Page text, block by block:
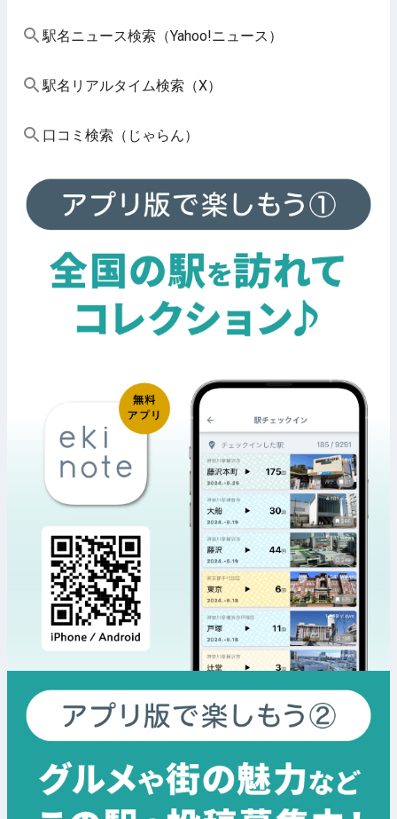
駅名ニュース検索（Yahoo!ニュース）
駅名リアルタイム検索（X）
口コミ検索（じゃらん）